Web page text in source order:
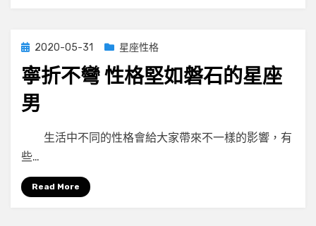
Posted
on
2020-05-31 星座性格
寧折不彎 性格堅如磐石的星座
男
by小編
生活中不同的性格會給大家帶來不一樣的影響，有
些…
Read More